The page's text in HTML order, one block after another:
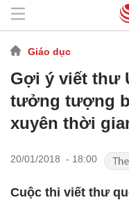
Giáo dục
Gợi ý viết thư
tưởng tượng
xuyên thời
20/01/2018 - 18:00
Cuộc thi viết thư